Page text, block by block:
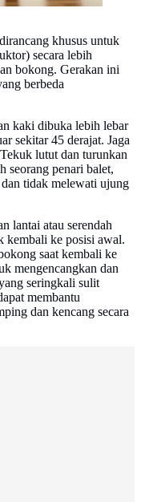
khusus untuk
secara lebih
bokong. Gerakan ini
berbeda
kaki dibuka lebih lebar
sekitar 45 derajat. Jaga
lutut dan turunkan
seorang penari balet,
tidak melewati ujung
lantai atau serendah
kembali ke posisi awal.
saat kembali ke
mengencangkan dan
seringkali sulit
membantu
dan kencang secara